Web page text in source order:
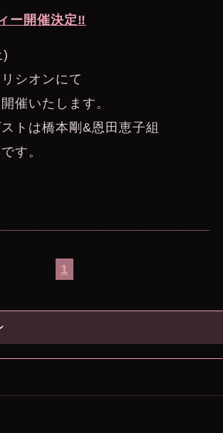
ー開催決定‼︎
)
シオンにて
催いたします。
トは橋本剛&恩田恵子組
す。
1